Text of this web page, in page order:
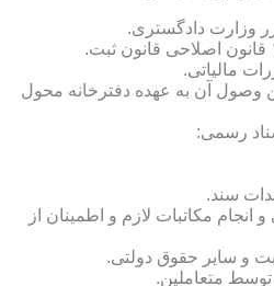
وصول آن به عهده دفترخانه محول
رسمی:
انجام مکاتبات لازم و اطمینان از